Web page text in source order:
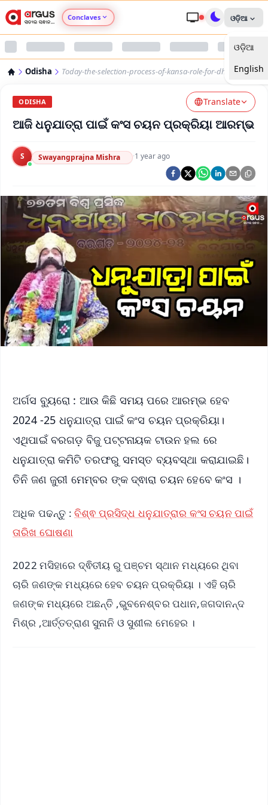
Conclaves
Argus Nari Shakti
Argus Swaad Odisha
Argus Chalo Dekhein Apna Desh
ଓଡ଼ିଆ
ଓଡ଼ିଆ
English
Odisha Today-the-selection-process-of-kansa-role-for-dhanujatra
ODISHA Translate
ଆଜି ଧନୁଯାତ୍ରା ପାଇଁ କଂସ ଚୟନ ପ୍ରକ୍ରିୟା ଆରମ୍ଭ
S Swayangprajna Mishra ·1 year ago
ଅର୍ଗସ ବ୍ୟୁରୋ : ଆଉ କିଛି ସମୟ ପରେ ଆରମ୍ଭ ହେବ
2024 -25 ଧନୁଯାତ୍ରା ପାଇଁ କଂସ ଚୟନ ପ୍ରକ୍ରିୟା।
ଏଥିପାଇଁ ବରଗଡ଼ ବିଜୁ ପଟ୍ଟନାୟକ ଟାଉନ ହଲ ରେ
ଧନୁଯାତ୍ରା କମିଟି ତରଫରୁ ସମସ୍ତ ବ୍ୟବସ୍ଥା କରାଯାଇଛି।
ତିନି ଜଣ ଜୁରୀ ମେମ୍ବର ଙ୍କ ଦ୍ଵାରା ଚୟନ ହେବେ କଂସ ।
ଅଧିକ ପଢନ୍ତୁ : ବିଶ୍ଵ ପ୍ରସିଦ୍ଧ ଧନୁଯାତ୍ରାର କଂସ ଚୟନ ପାଇଁ
ତାରିଖ ଘୋଷଣା
2022 ମସିହାରେ ଦ୍ଵିତୀୟ ରୁ ପଞ୍ଚମ ସ୍ଥାନ ମଧ୍ୟରେ ଥିବା
ଚାରି ଜଣଙ୍କ ମଧ୍ୟରେ ହେବ ଚୟନ ପ୍ରକ୍ରିୟା । ଏହି ଚାରି
ଜଣଙ୍କ ମଧ୍ୟରେ ଅଛନ୍ତି ,ଭୁବନେଶ୍ବର ପଧାନ,ଜଗଦାନନ୍ଦ
ମିଶ୍ର ,ଆର୍ତ୍ତତ୍ରାଣ ସୁନାନି ଓ ସୁଶୀଲ ମେହେର ।